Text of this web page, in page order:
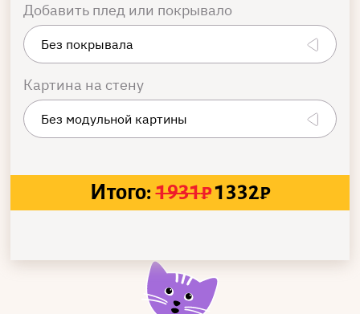
Добавить плед или покрывало
Картина на стену
Итого: 1931₽1332₽